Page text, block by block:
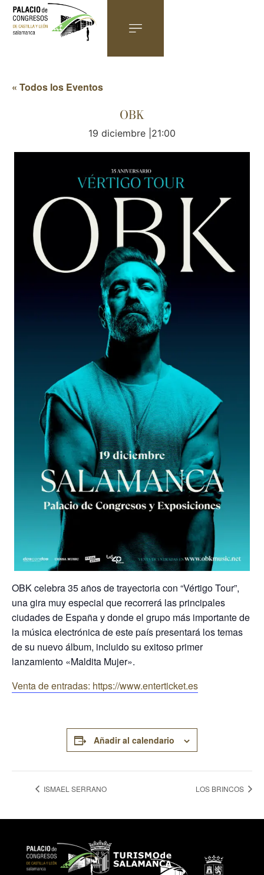
« Todos los Eventos
OBK
19 diciembre |21:00
OBK celebra 35 años de trayectoria con “Vértigo Tour”,
una gira muy especial que recorrerá las principales
ciudades de España y donde el grupo más importante de
la música electrónica de este país presentará los temas
de su nuevo álbum, incluido su exitoso primer
lanzamiento «Maldita Mujer».
Venta de entradas: https://www.enterticket.es
Añadir al calendario
ISMAEL SERRANO LOS BRINCOS